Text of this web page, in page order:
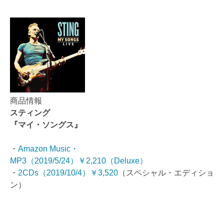
商品情報
スティング
『マイ・ソングス』
・ Amazon Music・
MP3（2019/5/24）￥2,210（Deluxe）
・ 2CDs（2019/10/4）￥3,520 （スペシャル・エディショ
ン）